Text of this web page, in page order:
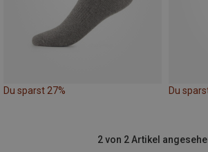
Du sparst 27% Du
2 von 2 Artikel